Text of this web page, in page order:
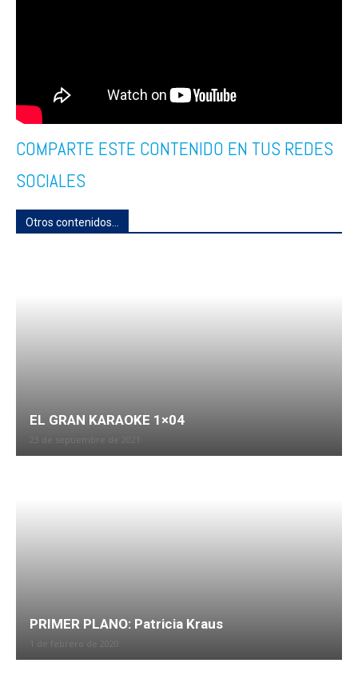
COMPARTE ESTE CONTENIDO EN TUS REDES
SOCIALES
Otros contenidos...
EL GRAN KARAOKE 1×04
23 de septiembre de 2021
PRIMER PLANO: Patricia Kraus